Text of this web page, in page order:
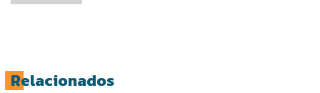
Relacionados